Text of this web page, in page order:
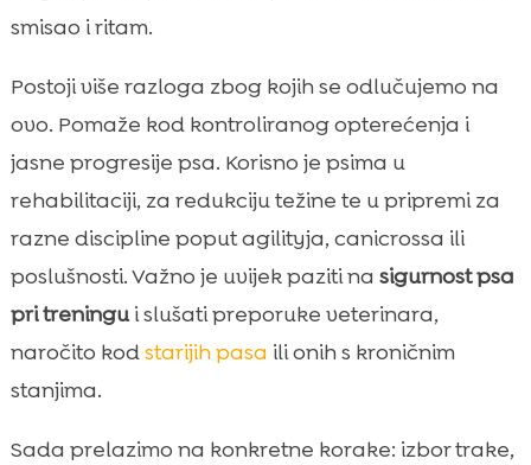
Kako prilagoditi trening različitim dobnim
skupinama
stručnu pomoć
Praćenje napretka: metrike i alati
Zaključak
 FAQ
smisao i ritam.
Postoji više razloga zbog kojih se odlučujemo na
ovo. Pomaže kod kontroliranog opterećenja i
jasne progresije psa. Korisno je psima u
rehabilitaciji, za redukciju težine te u pripremi za
razne discipline poput agilityja, canicrossa ili
poslušnosti. Važno je uvijek paziti na sigurnost psa
pri treningui slušati preporuke veterinara,
naročito kodstarijih pasa ili onih s kroničnim
stanjima.
Sada prelazimo na konkretne korake: izbor trake,